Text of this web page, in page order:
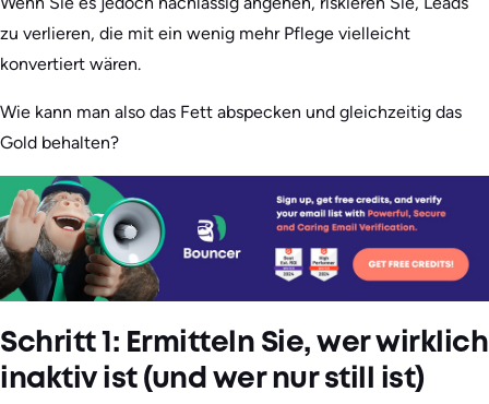
zu verlieren, die mit ein wenig mehr Pflege vielleicht
konvertiert wären.
Wie kann man also das Fett abspecken und gleichzeitig das
Gold behalten?
Schritt 1: Ermitteln Sie, wer wirklich
inaktiv ist (und wer nur still ist)